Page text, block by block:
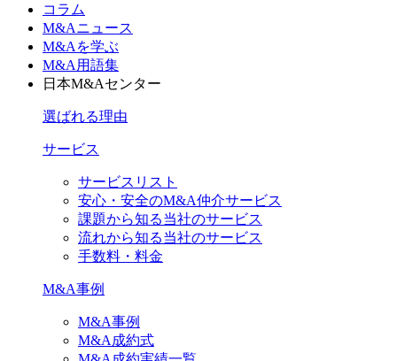
コラム
M&Aニュース
M&Aを学ぶ
M&A用語集
日本M&Aセンター
選ばれる理由
サービス
サービスリスト
安心・安全のM&A仲介サービス
課題から知る当社のサービス
流れから知る当社のサービス
手数料・料金
M&A事例
M&A事例
M&A成約式